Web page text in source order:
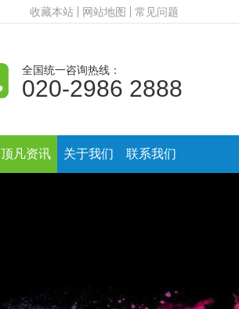
收藏本站 网站地图 常见问题
全国统一咨询热线：
020-2986 2888
顶凡资讯 关于我们 联系我们